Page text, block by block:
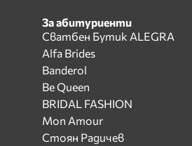
За абитуриенти
Сватбен Бутик ALEGRA
Alfa Brides
Banderol
Be Queen
BRIDAL FASHION
Mon Amour
Стоян Радичев